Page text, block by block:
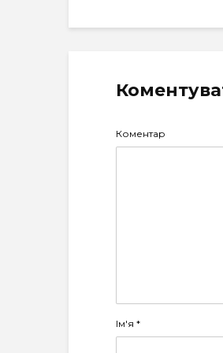
Коментар
Ім'я *